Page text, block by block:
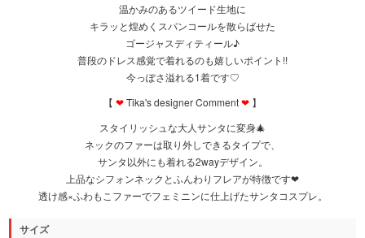
温かみのあるツイード生地に
キラッと煌めくスパンコールを散らばせた
ゴージャスディティール♪
普段のドレス感覚で着れるのも嬉しいポイント!!
今っぽさ溢れる1着です♡
【 ❤︎Tika's designer Comment❤︎ 】
スタイリッシュな大人サンタに変身🎄
ネックのファーは取り外しできるタイプで、
サンタ以外にも着れる2wayデザイン。
上品なシフォンネックとふんわりフレアが特徴です❤︎
透け感×ふわもこファーでフェミニンに仕上げたサンタコスプレ。
サイズ